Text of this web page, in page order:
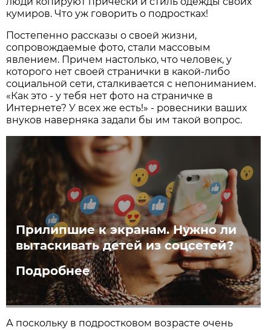
кумиров. Что уж говорить о подростках!
Постепенно рассказы о своей жизни,
сопровождаемые фото, стали массовым
явлением. Причем настолько, что человек, у
которого нет своей странички в какой-либо
социальной сети, сталкивается с непониманием.
«Как это - у тебя нет фото на страничке в
Интернете? У всех же есть!» - ровесники ваших
внуков наверняка задали бы им такой вопрос.
Прилипшие к экранам. Нужно ли
вытаскивать детей из соцсетей?
Подробнее
А поскольку в подростковом возрасте очень